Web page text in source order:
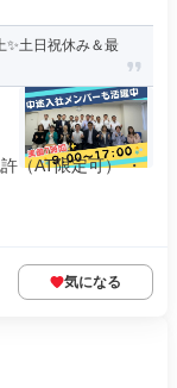
✨土日祝休み＆最
（AT限定可） ・
気になる